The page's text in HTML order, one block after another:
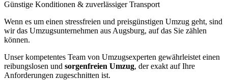
Günstige Konditionen & zuverlässiger Transport
Wenn es um einen stressfreien und preisgünstigen Umzug geht, sind
wir das Umzugsunternehmen aus Augsburg, auf das Sie zählen
können.
Unser kompetentes Team von Umzugsexperten gewährleistet einen
reibungslosen und sorgenfreien Umzug, der exakt auf Ihre
Anforderungen zugeschnitten ist.